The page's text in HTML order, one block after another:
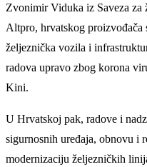
Zvonimir Viduka iz Saveza
Altpro, hrvatskog proizvođača
željeznička vozila i
radova upravo zbog korona
Kini.
U Hrvatskoj pak, radove i
sigurnosnih uređaja, obnovu i
modernizaciju željezničkih